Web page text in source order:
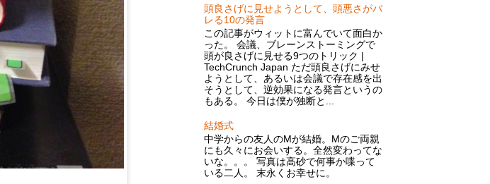
頭良さげに見せようとして、頭悪さがバ
レる10の発言
この記事がウィットに富んでいて面白か
った。 会議、ブレーンストーミングで
頭が良さげに見せる9つのトリック |
TechCrunch Japan ただ頭良さげにみせ
ようとして、あるいは会議で存在感を出
そうとして、逆効果になる発言というの
もある。 今日は僕が独断と...
結婚式
中学からの友人のMが結婚。Mのご両親
にも久々にお会いする。全然変わってな
いな。。。 写真は高砂で何事か喋って
いる二人。 末永くお幸せに。